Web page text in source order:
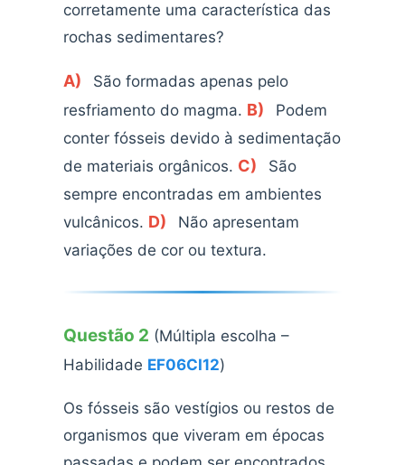
corretamente uma característica das
rochas sedimentares?
A)
São formadas apenas pelo
resfriamento do magma. B)
Podem
conter fósseis devido à sedimentação
de materiais orgânicos. C)
São
sempre encontradas em ambientes
vulcânicos. D)
Não apresentam
variações de cor ou textura.
Questão 2 (Múltipla escolha –
Habilidade EF06CI12)
Os fósseis são vestígios ou restos de
organismos que viveram em épocas